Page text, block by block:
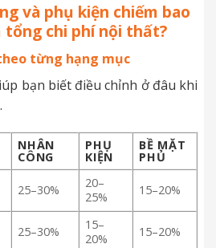
và phụ kiện chiếm bao
chi phí nội thất?
từng hạng mục
bạn biết điều chỉnh ở đâu khi
NHÂN
CÔNG
PHỤ
KIỆN
BỀ MẶT
PHỦ
25–30%
20–
25%
15–20%
25–30%
15–
20%
15–20%